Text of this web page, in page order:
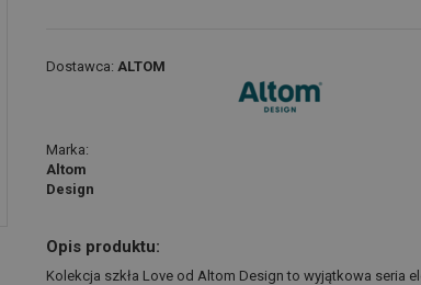
Dostawca: ALTOM
Marka:
Altom
Design
Opis produktu:
Kolekcja szkła Love od Altom Design to wyjątkowa seria